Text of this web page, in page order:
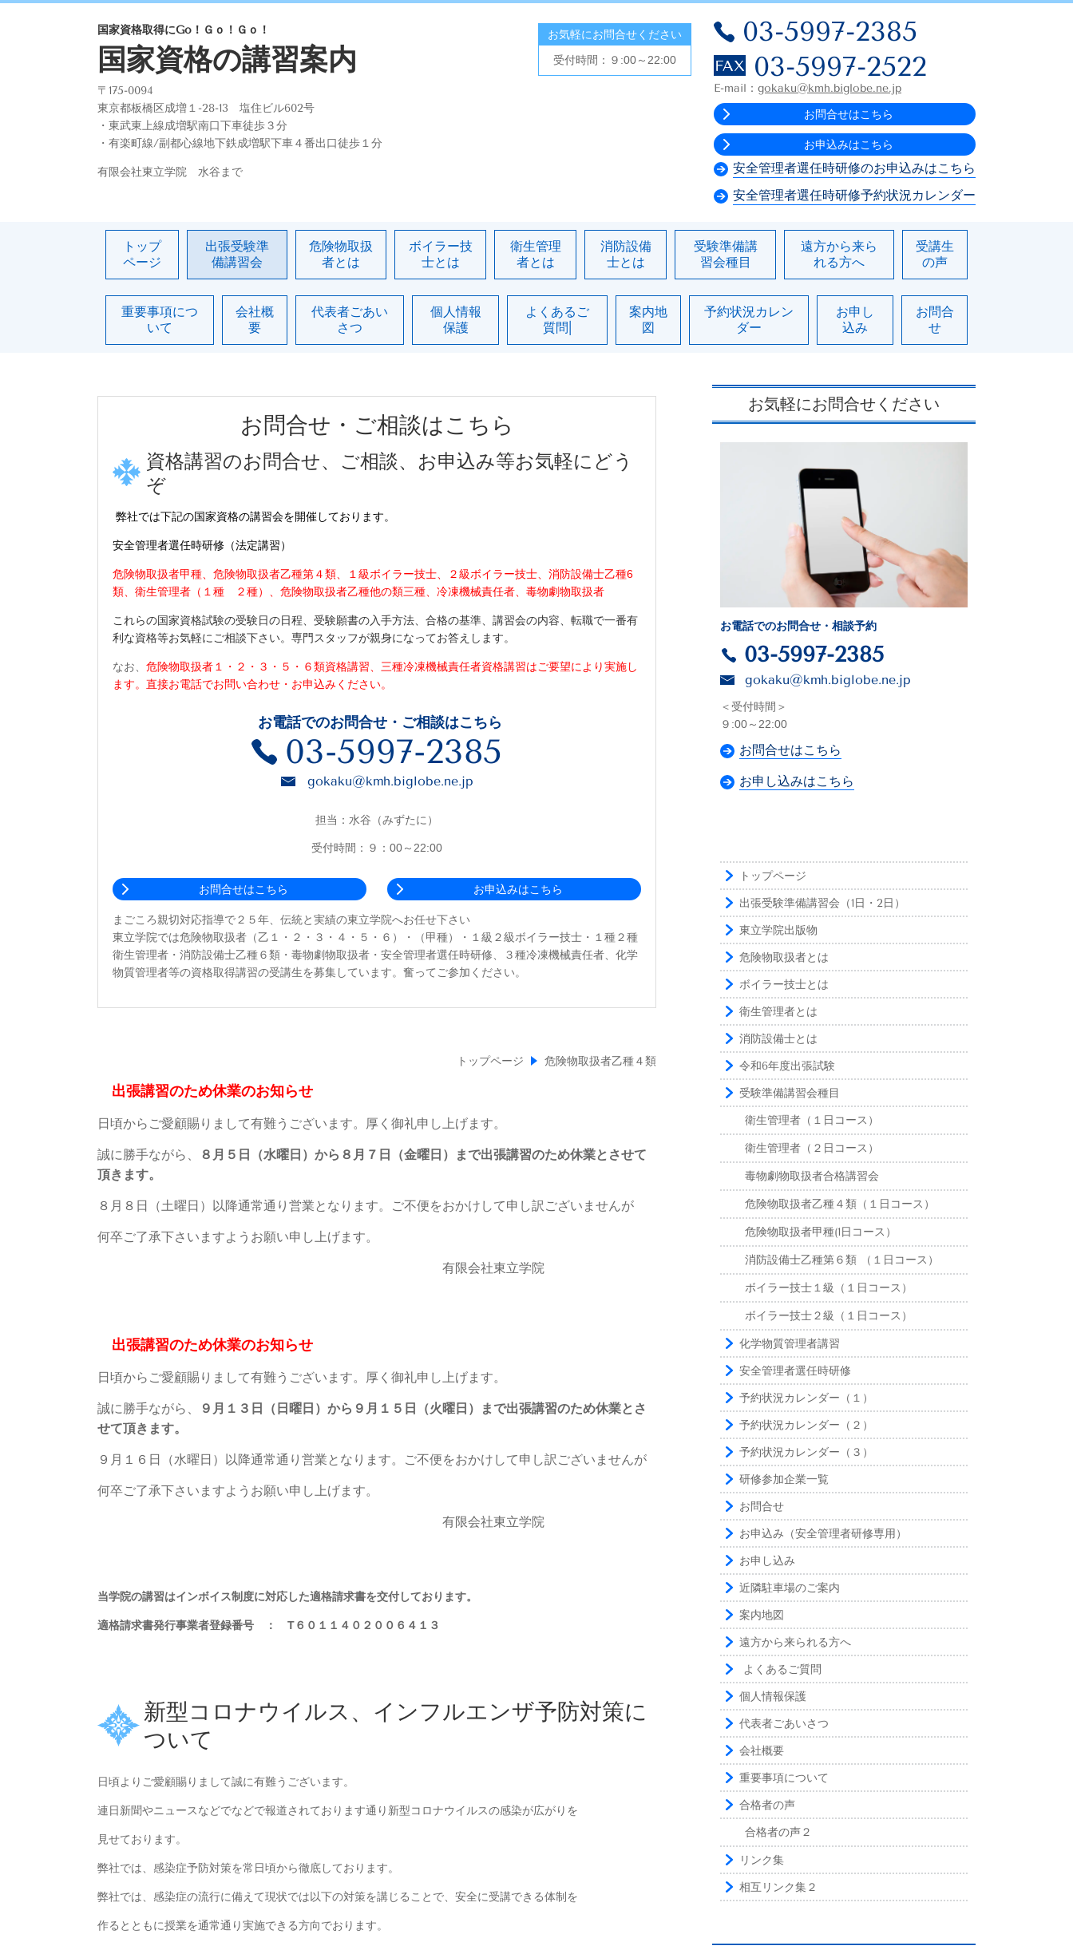
国家資格取得にGo！Ｇｏ！Ｇｏ！
国家資格の講習案内
〒175-0094
東京都板橋区成増１-28-13 塩住ビル602号
・東武東上線成増駅南口下車徒歩３分
・有楽町線/副都心線地下鉄成増駅下車４番出口徒歩１分
有限会社東立学院 水谷まで
お気軽にお問合せください
受付時間：９:00～22:00
03-5997-2385
03-5997-2522
E-mail： gokaku@kmh.biglobe.ne.jp
お問合せはこちら
お申込みはこちら
安全管理者選任時研修のお申込みはこちら
安全管理者選任時研修予約状況カレンダー
トップ
ページ
出張受験準
備講習会
危険物取扱
者とは
ボイラー技
士とは
衛生管理
者とは
消防設備
士とは
受験準備講
習会種目
遠方から来ら
れる方へ
受講生
の声
重要事項につ
いて
会社概
要
代表者ごあい
さつ
個人情報
保護
よくあるご
質問|
案内地
図
予約状況カレン
ダー
お申し
込み
お問合
せ
お問合せ・ご相談はこちら
資格講習のお問合せ、ご相談、お申込み等お気軽にどう
ぞ
弊社では下記の国家資格の講習会を開催しております。
安全管理者選任時研修（法定講習）
危険物取扱者甲種、危険物取扱者乙種第４類、１級ボイラー技士、 ２級ボイラー技士、 消防設備士乙種6
類、衛生管理者（１種 ２種）、 危険物取扱者乙種他の類三種、冷凍機械責任者、毒物劇物取扱者
これらの国家資格試験の受験日の日程、受験願書の入手方法、合格の基準、講習会の内容、転職で一番有
利な資格等お気軽にご相談下さい。専門スタッフが親身になってお答えします。
なお、 危険物取扱者１・２・３・５・６類資格講習、三種冷凍機械責任者資格講習はご要望により実施し
ます。直接お電話でお問い合わせ・お申込みください。
お電話でのお問合せ・ご相談はこちら
03-5997-2385
gokaku@kmh.biglobe.ne.jp
担当：水谷（みずたに）
受付時間：９：00～22:00
お問合せはこちら お申込みはこちら
まごころ親切対応指導で２５年、伝統と実績の東立学院へお任せ下さい
東立学院では危険物取扱者（乙１・２・３・４・５・６）・（甲種）・１級２級ボイラー技士・１種２種
衛生管理者・消防設備士乙種６類・毒物劇物取扱者・安全管理者選任時研修、３種冷凍機械責任者、化学
物質管理者等の資格取得講習の受講生を募集しています。奮ってご参加ください。
トップページ 危険物取扱者乙種４類
出張講習のため休業のお知らせ
日頃からご愛顧賜りまして有難うございます。厚く御礼申し上げます。
誠に勝手ながら、
８月５日（水曜日）から８月７日（金曜日）まで出張講習のため休業とさせて
頂きます。
８月８日（土曜日）以降通常通り営業となります。ご不便をおかけして申し訳ございませんが
何卒ご了承下さいますようお願い申し上げます。
有限会社東立学院
出張講習のため休業のお知らせ
日頃からご愛顧賜りまして有難うございます。厚く御礼申し上げます。
誠に勝手ながら、
９月１３日（日曜日）から９月１５日（火曜日）まで出張講習のため休業とさ
せて頂きます。
９月１６日（水曜日）以降通常通り営業となります。ご不便をおかけして申し訳ございませんが
何卒ご了承下さいますようお願い申し上げます。
有限会社東立学院
当学院の講習はインボイス制度に対応した適格請求書を交付しております。
適格請求書発行事業者登録番号 ： T６０１１４０２００６４１３
新型コロナウイルス、インフルエンザ予防対策に
ついて
日頃よりご愛顧賜りまして誠に有難うございます。
連日新聞やニュースなどでなどで報道されております通り新型コロナウイルスの感染が広がりを
見せております。
弊社では、感染症予防対策を常日頃から徹底しております。
弊社では、感染症の流行に備えて現状では以下の対策を講じることで、安全に受講できる体制を
作るとともに授業を通常通り実施できる方向でおります。
お気軽にお問合せください
お電話でのお問合せ・相談予約
03-5997-2385
gokaku@kmh.biglobe.ne.jp
＜受付時間＞
９:00～22:00
お問合せはこちら
お申し込みはこちら
トップページ
出張受験準備講習会（1日・2日）
東立学院出版物
危険物取扱者とは
ボイラー技士とは
衛生管理者とは
消防設備士とは
令和6年度出張試験
受験準備講習会種目
衛生管理者（１日コース）
衛生管理者（２日コース）
毒物劇物取扱者合格講習会
危険物取扱者乙種４類（１日コース）
危険物取扱者甲種(1日コース）
消防設備士乙種第６類 （１日コース）
ボイラー技士１級（１日コース）
ボイラー技士２級（１日コース）
化学物質管理者講習
安全管理者選任時研修
予約状況カレンダー（１）
予約状況カレンダー（２）
予約状況カレンダー（３）
研修参加企業一覧
お問合せ
お申込み（安全管理者研修専用）
お申し込み
近隣駐車場のご案内
案内地図
遠方から来られる方へ
よくあるご質問
個人情報保護
代表者ごあいさつ
会社概要
重要事項について
合格者の声
合格者の声２
リンク集
相互リンク集２